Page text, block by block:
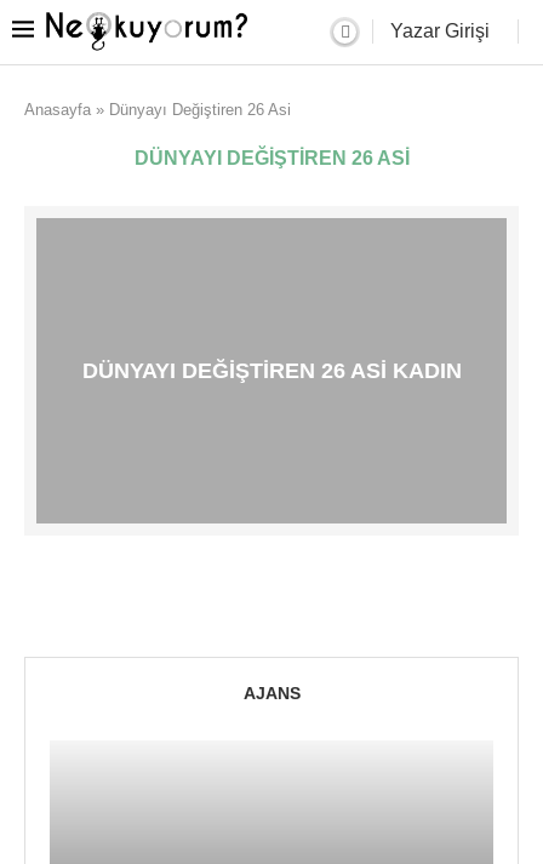
Yazar Girişi
Anasayfa » Dünyayı Değiştiren 26 Asi
DÜNYAYI DEĞIŞTIREN 26 ASI
DÜNYAYI DEĞIŞTIREN 26 ASI KADIN
AJANS